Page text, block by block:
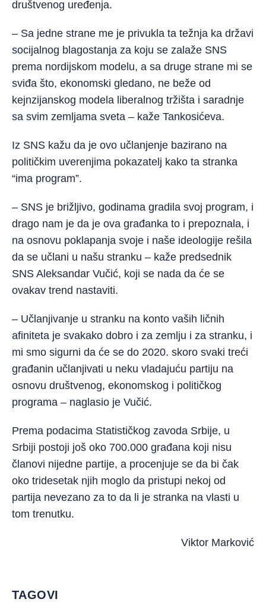
društvenog uređenja.
– Sa jedne strane me je privukla ta težnja ka državi
socijalnog blagostanja za koju se zalaže SNS
prema nordijskom modelu, a sa druge strane mi se
sviđa što, ekonomski gledano, ne beže od
kejnzijanskog modela liberalnog tržišta i saradnje
sa svim zemljama sveta – kaže Tankosićeva.
Iz SNS kažu da je ovo učlanjenje bazirano na
političkim uverenjima pokazatelj kako ta stranka
“ima program”.
– SNS je brižljivo, godinama gradila svoj program, i
drago nam je da je ova građanka to i prepoznala, i
na osnovu poklapanja svoje i naše ideologije rešila
da se učlani u našu stranku – kaže predsednik
SNS Aleksandar Vučić, koji se nada da će se
ovakav trend nastaviti.
– Učlanjivanje u stranku na konto vaših ličnih
afiniteta je svakako dobro i za zemlju i za stranku, i
mi smo sigurni da će se do 2020. skoro svaki treći
građanin učlanjivati u neku vladajuću partiju na
osnovu društvenog, ekonomskog i političkog
programa – naglasio je Vučić.
Prema podacima Statističkog zavoda Srbije, u
Srbiji postoji još oko 700.000 građana koji nisu
članovi nijedne partije, a procenjuje se da bi čak
oko tridesetak njih moglo da pristupi nekoj od
partija nevezano za to da li je stranka na vlasti u
tom trenutku.
Viktor Marković
TAGOVI